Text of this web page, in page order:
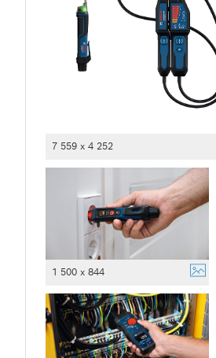
7 559 x 4 252
1 500 x 844